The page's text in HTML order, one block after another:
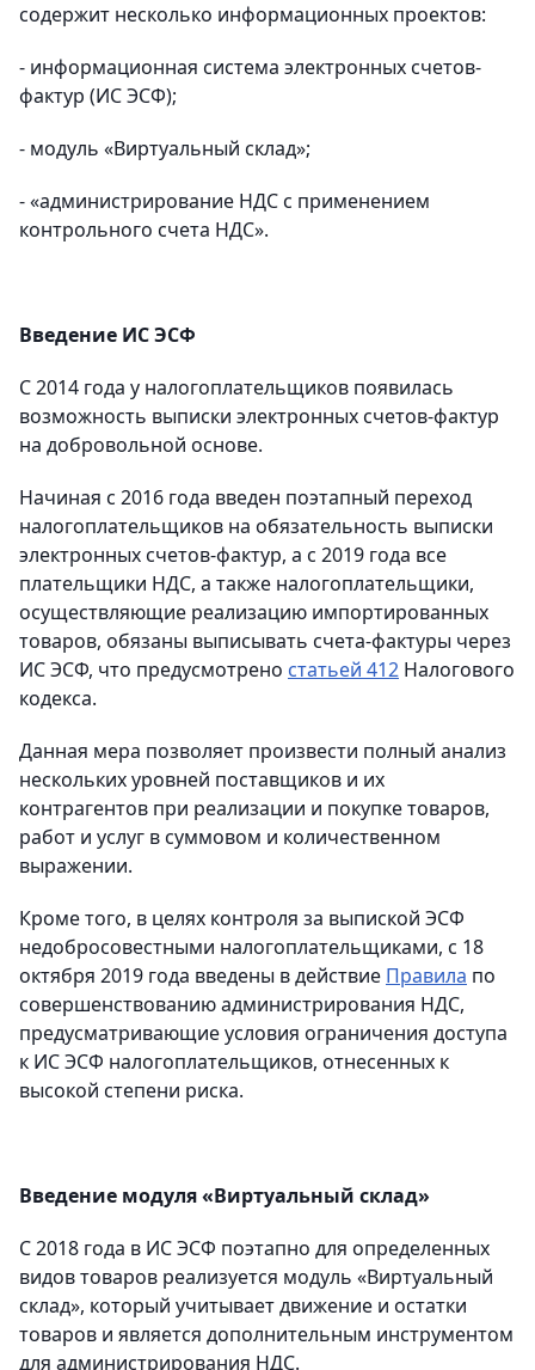
содержит несколько информационных проектов:
- информационная система электронных счетов-
фактур (ИС ЭСФ);
- модуль «Виртуальный склад»;
- «администрирование НДС с применением
контрольного счета НДС».
Введение ИС ЭСФ
С 2014 года у налогоплательщиков появилась
возможность выписки электронных счетов-фактур
на добровольной основе.
Начиная с 2016 года введен поэтапный переход
налогоплательщиков на обязательность выписки
электронных счетов-фактур, а с 2019 года все
плательщики НДС, а также налогоплательщики,
осуществляющие реализацию импортированных
товаров, обязаны выписывать счета-фактуры через
ИС ЭСФ, что предусмотрено статьей 412 Налогового
кодекса.
Данная мера позволяет произвести полный анализ
нескольких уровней поставщиков и их
контрагентов при реализации и покупке товаров,
работ и услуг в суммовом и количественном
выражении.
Кроме того, в целях контроля за выпиской ЭСФ
недобросовестными налогоплательщиками, с 18
октября 2019 года введены в действие Правила по
совершенствованию администрирования НДС,
предусматривающие условия ограничения доступа
к ИС ЭСФ налогоплательщиков, отнесенных к
высокой степени риска.
Введение модуля «Виртуальный склад»
С 2018 года в ИС ЭСФ поэтапно для определенных
видов товаров реализуется модуль «Виртуальный
склад», который учитывает движение и остатки
товаров и является дополнительным инструментом
для администрирования НДС.